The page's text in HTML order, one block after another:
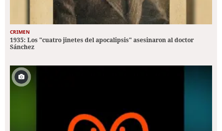
CRIMEN
1935: Los "cuatro jinetes del apocalipsis" asesinaron al doctor
Sánchez